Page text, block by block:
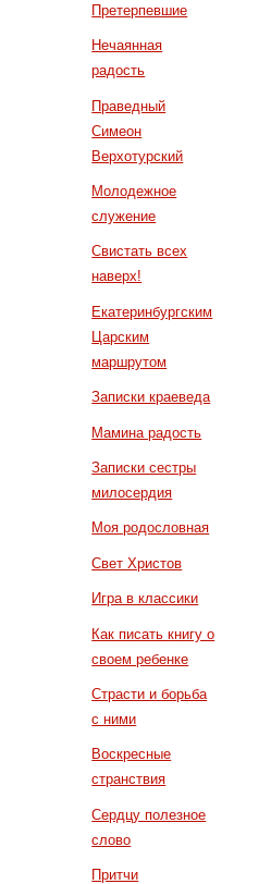
Претерпевшие
Нечаянная
радость
Праведный
Симеон
Верхотурский
Молодежное
служение
Свистать всех
наверх!
Екатеринбургским
Царским
маршрутом
Записки краеведа
Мамина радость
Записки сестры
милосердия
Моя родословная
Свет Христов
Игра в классики
Как писать книгу о
своем ребенке
Страсти и борьба
с ними
Воскресные
странствия
Сердцу полезное
слово
Притчи